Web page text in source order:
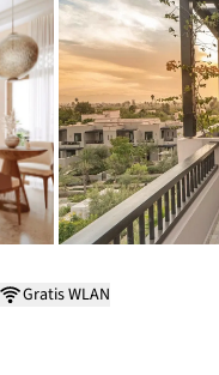
Gratis WLAN